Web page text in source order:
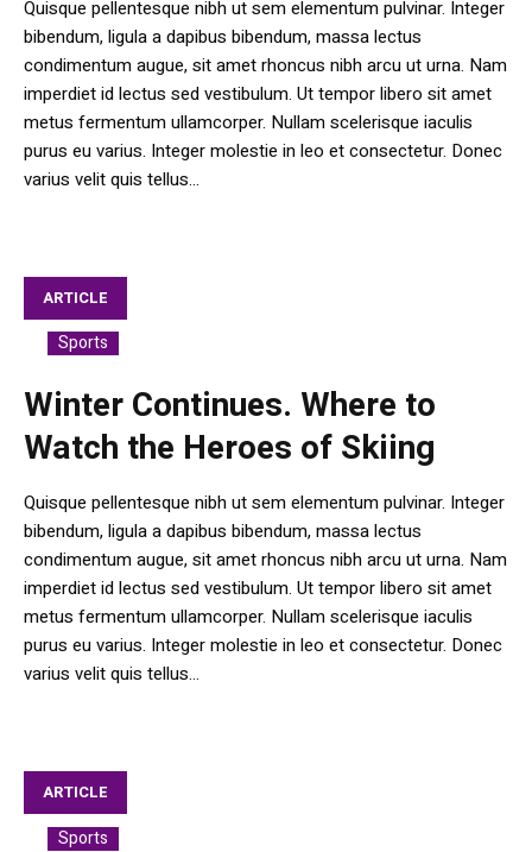
Quisque pellentesque nibh ut sem elementum pulvinar. Integer
bibendum, ligula a dapibus bibendum, massa lectus
condimentum augue, sit amet rhoncus nibh arcu ut urna. Nam
imperdiet id lectus sed vestibulum. Ut tempor libero sit amet
metus fermentum ullamcorper. Nullam scelerisque iaculis
purus eu varius. Integer molestie in leo et consectetur. Donec
varius velit quis tellus...
ARTICLE
Sports
Winter Continues. Where to
Watch the Heroes of Skiing
Quisque pellentesque nibh ut sem elementum pulvinar. Integer
bibendum, ligula a dapibus bibendum, massa lectus
condimentum augue, sit amet rhoncus nibh arcu ut urna. Nam
imperdiet id lectus sed vestibulum. Ut tempor libero sit amet
metus fermentum ullamcorper. Nullam scelerisque iaculis
purus eu varius. Integer molestie in leo et consectetur. Donec
varius velit quis tellus...
ARTICLE
Sports